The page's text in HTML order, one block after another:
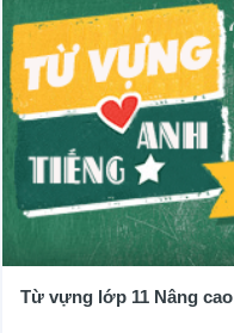
Từ vựng lớp 11 Nâng cao